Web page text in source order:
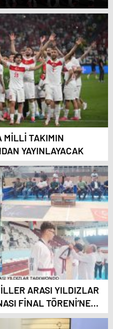
MİLLİ TAKIMIN
YAYINLAYACAK
ARASI YILDIZLAR
FİNAL TÖRENİ’NE